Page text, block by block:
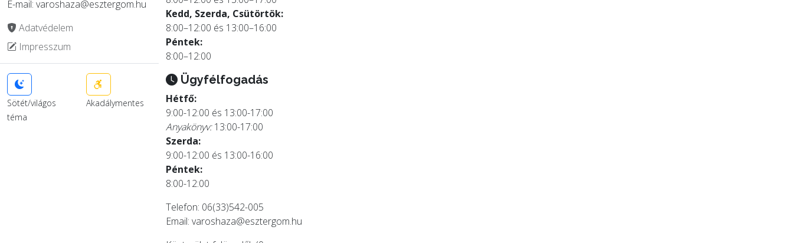
E-mail: varoshaza@esztergom.hu
Adatvédelem
Impresszum
Sötét/világos
téma
Akadálymentes
Kedd, Szerda, Csütörtök:
8:00–12:00 és 13:00–16:00
Péntek:
8:00–12:00
Ügyfélfogadás
Hétfő:
9:00-12:00 és 13:00-17:00
Anyakönyv:13:00-17:00
Szerda:
9:00-12:00 és 13:00-16:00
Péntek:
8:00-12:00
Telefon: 06(33)542-005
Email: varoshaza@esztergom.hu